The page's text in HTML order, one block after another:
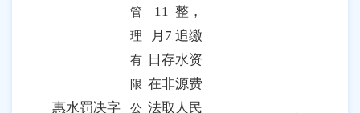
惠水罚决字
管
理
有
限
公
11
月7
日存
在非
法取
整，
追缴
水资
源费
人民